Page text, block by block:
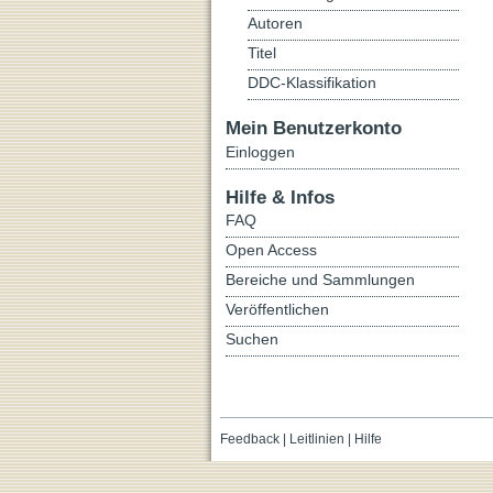
Autoren
Titel
DDC-Klassifikation
Mein Benutzerkonto
Einloggen
Hilfe & Infos
FAQ
Open Access
Bereiche und Sammlungen
Veröffentlichen
Suchen
Feedback| Leitlinien | Hilfe